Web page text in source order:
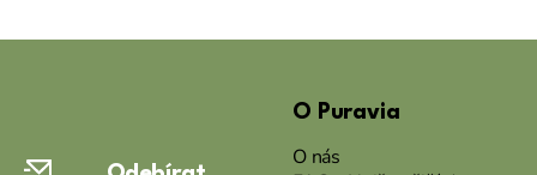
O Puravia
O nás